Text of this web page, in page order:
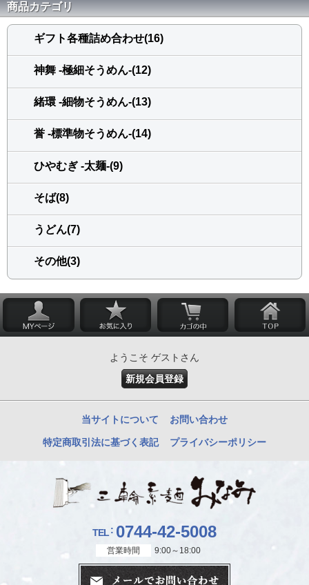
商品カテゴリ
ギフト各種詰め合わせ(16)
神舞 -極細そうめん-(12)
緒環 -細物そうめん-(13)
誉 -標準物そうめん-(14)
ひやむぎ -太麺-(9)
そば(8)
うどん(7)
その他(3)
ようこそ ゲストさん
新規会員登録
当サイトについて お問い合わせ
特定商取引法に基づく表記 プライバシーポリシー
TEL 0744-42-5008
営業時間 9:00～18:00